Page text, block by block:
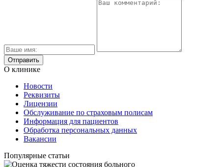
О клинике
Новости
Реквизиты
Лицензии
Обслуживание по страховым полисам
Информация для пациентов
Обработка персональных данных
Вакансии
Популярные статьи